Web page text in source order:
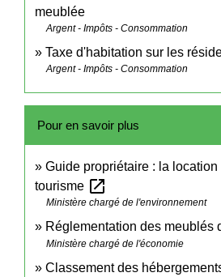
meublée
Argent - Impôts - Consommation
Taxe d'habitation sur les
Argent - Impôts - Consommation
Pour en savoir plus
Guide propriétaire : la
tourisme open_in_new
Ministère chargé de l'environnement
Réglementation des meublés
Ministère chargé de l'économie
Classement des